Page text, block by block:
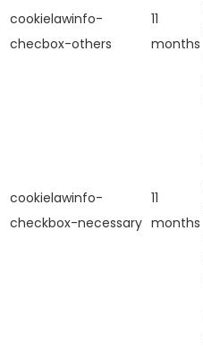
cookielawinfo-
checbox-others
11
months
cookielawinfo-
checkbox-necessary
11
months